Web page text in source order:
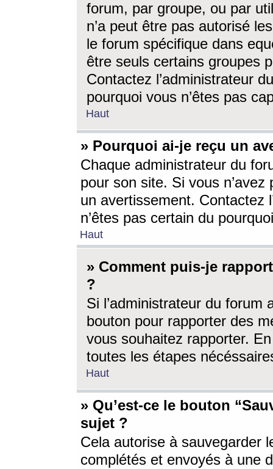
forum, par groupe, ou par
n’a peut être pas autorisé
le forum spécifique dans
être seuls certains groupes
Contactez l’administrateur
pourquoi vous n’êtes pas
Haut
» Pourquoi ai-je reçu un
Chaque administrateur du
pour son site. Si vous
un avertissement. Contactez
n’êtes pas certain du
Haut
» Comment puis-je
?
Si l’administrateur du forum
bouton pour rapporter des
vous souhaitez rapporter.
toutes les étapes
Haut
» Qu’est-ce le bouton
sujet ?
Cela autorise à sauvegarder
complétés et envoyés à une